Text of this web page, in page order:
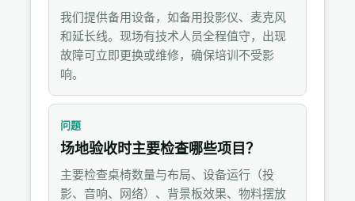
我们提供备用设备，如备用投影仪、麦克风
和延长线。现场有技术人员全程值守，出现
故障可立即更换或维修，确保培训不受影
响。
问题
场地验收时主要检查哪些项目？
主要检查桌椅数量与布局、设备运行（投
影、音响、网络）、背景板效果、物料摆放